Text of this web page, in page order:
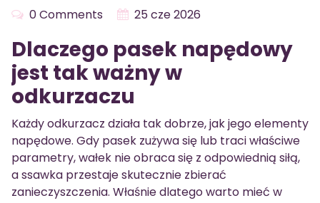
0 Comments 25 cze 2026
Dlaczego pasek napędowy
jest tak ważny w
odkurzaczu
Każdy odkurzacz działa tak dobrze, jak jego elementy
napędowe. Gdy pasek zużywa się lub traci właściwe
parametry, wałek nie obraca się z odpowiednią siłą,
a ssawka przestaje skutecznie zbierać
zanieczyszczenia. Właśnie dlatego warto mieć w